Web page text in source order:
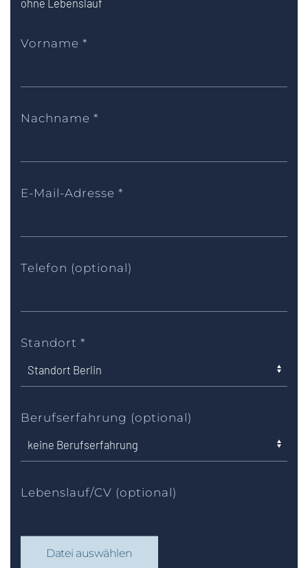
ohne Lebenslauf
Vorname *
Nachname *
E-Mail-Adresse *
Telefon (optional)
Standort *
Berufserfahrung (optional)
Lebenslauf/CV (optional)
Datei auswählen